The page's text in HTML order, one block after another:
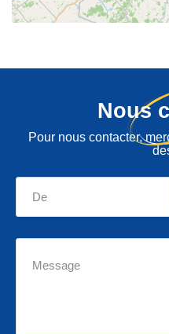
Nous
Pour nous contacter,